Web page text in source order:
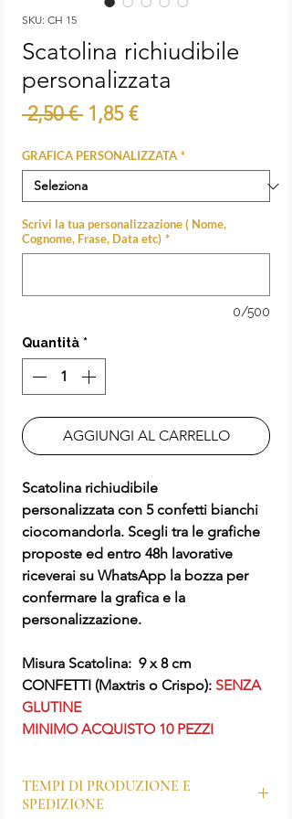
SKU: CH 15
Scatolina richiudibile
personalizzata
2,50 € Prezzo
1,85 €Prezzo
GRAFICA PERSONALIZZATA *
Scrivi la tua personalizzazione ( Nome,
Cognome, Frase, Data etc) *
0/500
Quantità *
AGGIUNGI AL CARRELLO
Scatolina richiudibile
personalizzata con 5 confetti bianchi
ciocomandorla. Scegli tra le grafiche
proposte ed entro 48h lavorative
riceverai su WhatsApp la bozza per
confermare la grafica e la
personalizzazione.
Misura Scatolina: 9 x 8 cm
CONFETTI (Maxtris o Crispo): SENZA
GLUTINE
MINIMO ACQUISTO 10 PEZZI
TEMPI DI PRODUZIONE E
SPEDIZIONE